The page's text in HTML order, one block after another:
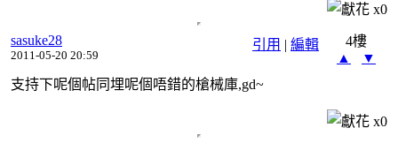
x0
引用 | 編輯
sasuke28
2011-05-20 20:59
4樓
▲
▼
支持下呢個帖同埋呢個唔錯的槍械庫,gd~
x0